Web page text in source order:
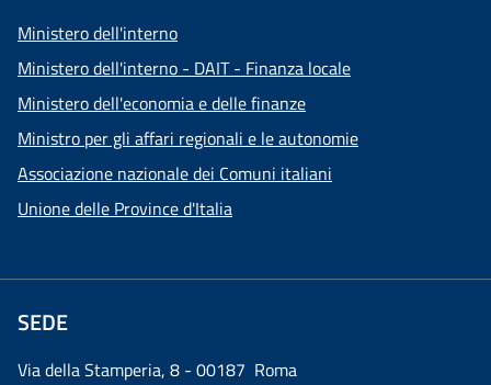
Ministero dell'interno
Ministero dell'interno - DAIT - Finanza locale
Ministero dell'economia e delle finanze
Ministro per gli affari regionali e le autonomie
Associazione nazionale dei Comuni italiani
Unione delle Province d'Italia
SEDE
Via della Stamperia, 8 - 00187 Roma